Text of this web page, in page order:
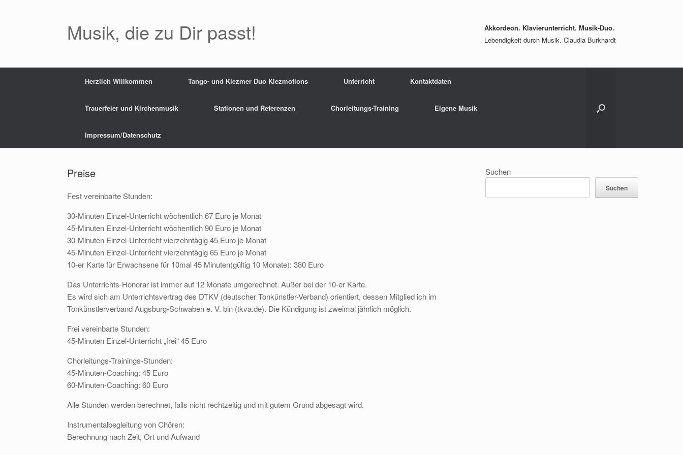
Musik, die zu Dir passt!
Akkordeon. Klavierunterricht. Musik-Duo.
Lebendigkeit durch Musik. Claudia Burkhardt
Herzlich Willkommen Tango- und Klezmer Duo Klezmotions Unterricht Kontaktdaten
Trauerfeier und Kirchenmusik Stationen und Referenzen Chorleitungs-Training Eigene Musik
Impressum/Datenschutz
Preise
Fest vereinbarte Stunden:
30-Minuten Einzel-Unterricht wöchentlich 67 Euro je Monat
45-Minuten Einzel-Unterricht wöchentlich 90 Euro je Monat
30-Minuten Einzel-Unterricht vierzehntägig 45 Euro je Monat
45-Minuten Einzel-Unterricht vierzehntägig 65 Euro je Monat
10-er Karte für Erwachsene für 10mal 45 Minuten(gültig 10 Monate): 380 Euro
Das Unterrichts-Honorar ist immer auf 12 Monate umgerechnet. Außer bei der 10-er Karte.
Es wird sich am Unterrichtsvertrag des DTKV (deutscher Tonkünstler-Verband) orientiert, dessen Mitglied ich im
Tonkünstlerverband Augsburg-Schwaben e. V. bin (tkva.de). Die Kündigung ist zweimal jährlich möglich.
Frei vereinbarte Stunden:
45-Minuten Einzel-Unterricht „frei“ 45 Euro
Chorleitungs-Trainings-Stunden:
45-Minuten-Coaching: 45 Euro
60-Minuten-Coaching: 60 Euro
Alle Stunden werden berechnet, falls nicht rechtzeitig und mit gutem Grund abgesagt wird.
Instrumentalbegleitung von Chören:
Berechnung nach Zeit, Ort und Aufwand
Suchen
Suchen